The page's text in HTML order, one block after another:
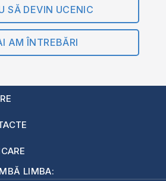
SĂ DEVIN UCENIC
AM ÎNTREBĂRI
LIMBA: